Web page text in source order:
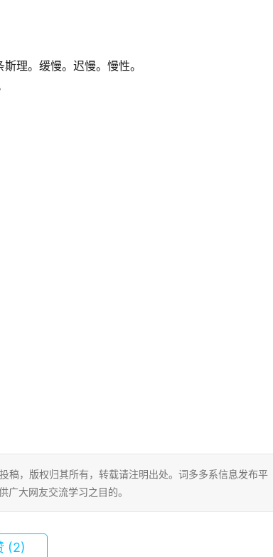
理。缓慢。迟慢。慢性。
，版权归其所有，转载请注明出处。词多多系信息发布平
大网友交流学习之目的。
(2)